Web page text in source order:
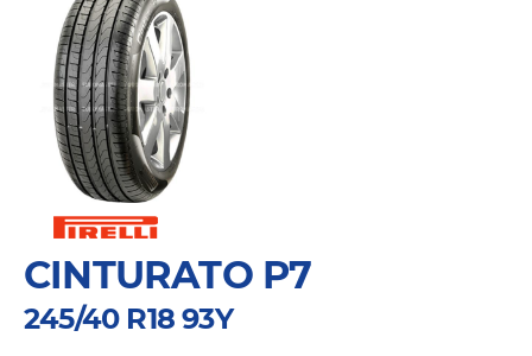
CINTURATO P7
245/40 R18 93Y